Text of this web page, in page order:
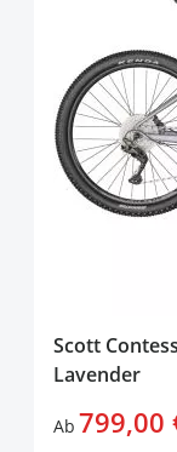
Scott
Lavender
Ab 799,00